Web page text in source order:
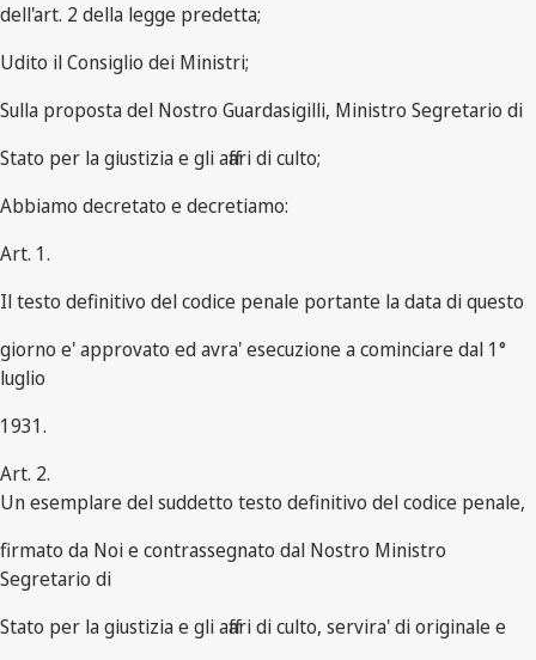
dell'art. 2 della legge predetta;
Udito il Consiglio dei Ministri;
Sulla proposta del Nostro Guardasigilli, Ministro Segretario di
Stato per la giustizia e gli affari di culto;
Abbiamo decretato e decretiamo:
Art. 1.
Il testo definitivo del codice penale portante la data di questo
giorno e' approvato ed avra' esecuzione a cominciare dal 1°
luglio
1931.
Art. 2.
Un esemplare del suddetto testo definitivo del codice penale,
firmato da Noi e contrassegnato dal Nostro Ministro
Segretario di
Stato per la giustizia e gli affari di culto, servira' di originale e